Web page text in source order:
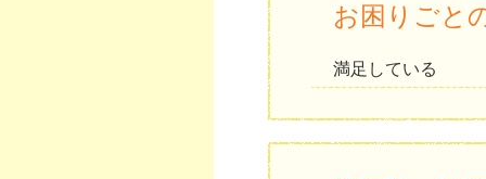
お困りごと
満足している